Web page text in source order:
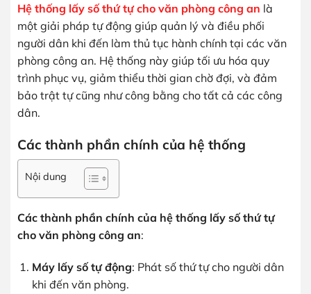
Hệ thống lấy số thứ tự cho văn phòng công an là
một giải pháp tự động giúp quản lý và điều phối
người dân khi đến làm thủ tục hành chính tại các văn
phòng công an. Hệ thống này giúp tối ưu hóa quy
trình phục vụ, giảm thiểu thời gian chờ đợi, và đảm
bảo trật tự cũng như công bằng cho tất cả các công
dân.
Các thành phần chính của hệ thống
Nội dung
Các thành phần chính của hệ thống lấy số thứ tự
cho văn phòng công an:
Máy lấy số tự động: Phát số thứ tự cho người dân
khi đến văn phòng.